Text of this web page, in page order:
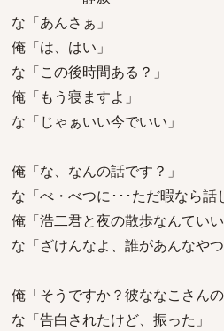
な「あんさぁ」
俺「は、はい」
な「この後時間ある？」
俺「もう寝ますよ」
な「じゃぁいい今でいい」
俺「な、なんの話です？」
な「べ・べつに･･･ただ暇なら話
俺「浩二君と夜の散歩なんてい
な「ざけんなよ、誰があんなやつ
俺「そうですか？彼ななこさん
な「告白されたけど、振った」